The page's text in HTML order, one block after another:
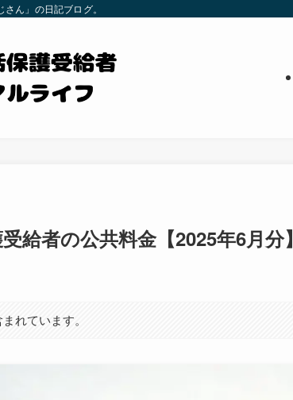
ん」の日記ブログ。
給者の公共料金【2025年6月分】
れています。